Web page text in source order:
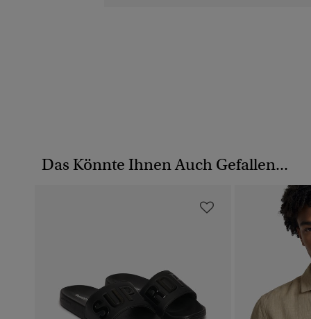
Das Könnte Ihnen Auch Gefallen...